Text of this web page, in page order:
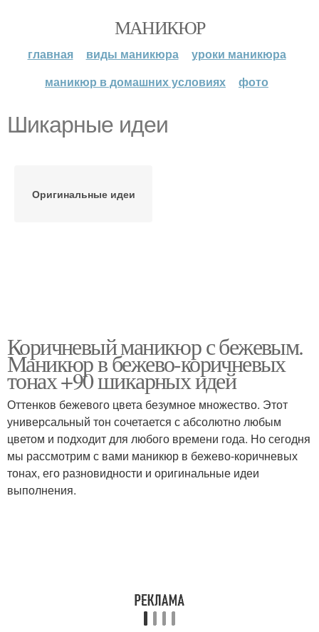
МАНИКЮР
главная виды маникюра
уроки маникюра
маникюр в домашних условиях
фото
Шикарные идеи
Оригинальные идеи
Коричневый маникюр с бежевым.
Маникюр в бежево-коричневых
тонах +90 шикарных идей
Оттенков бежевого цвета безумное множество. Этот
универсальный тон сочетается с абсолютно любым
цветом и подходит для любого времени года. Но сегодня
мы рассмотрим с вами маникюр в бежево-коричневых
тонах, его разновидности и оригинальные идеи
выполнения.